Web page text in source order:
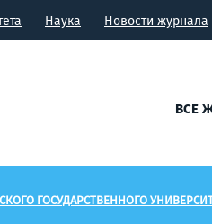
Наука Новости журнала
ВСЕ
ГОСУДАРСТВЕННОГО